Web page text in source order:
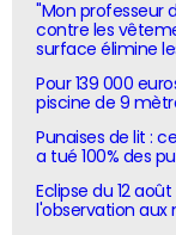
"Mon professeur
contre les
surface élimine
Pour 139 000
piscine de 9
Punaises de lit :
a tué 100% des
Eclipse du 12
l'observation aux